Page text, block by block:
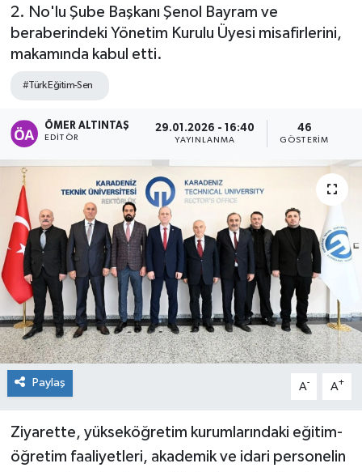
2. No'lu Şube Başkanı Şenol Bayram ve
beraberindeki Yönetim Kurulu Üyesi misafirlerini,
makamında kabul etti.
#Türk Eğitim-Sen
ÖMER ALTINTAŞ
EDITÖR
29.01.2026 - 16:40
YAYINLANMA
46
GÖSTERIM
Paylaş A- A+
Ziyarette, yükseköğretim kurumlarındaki eğitim-
öğretim faaliyetleri, akademik ve idari personelin